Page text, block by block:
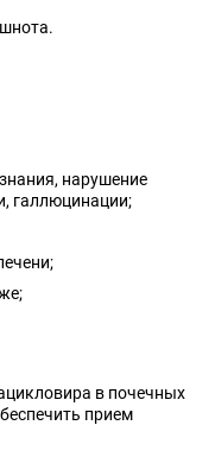
нарушение
галлюцинации;
в почечных
прием